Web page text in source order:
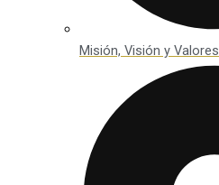
Misión, Visión y Valores